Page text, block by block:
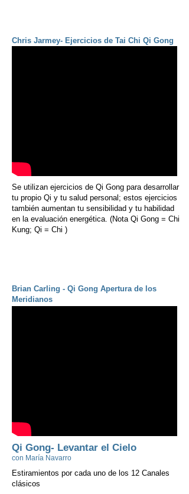
Chris Jarmey- Ejercicios de Tai Chi Qi Gong
Se utilizan ejercicios de Qi Gong para desarrollar
tu propio Qi y tu salud personal; estos ejercicios
también aumentan tu sensibilidad y tu habilidad
en la evaluación energética. (Nota Qi Gong = Chi
Kung; Qi = Chi )​
Brian Carling - Qi Gong ​Apertura de los
Meridianos
Qi Gong- Levantar el Cielo
con María Navarro
Estiramientos por cada uno de los 12 Canales
clásicos